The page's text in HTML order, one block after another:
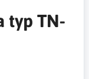
typ TN-